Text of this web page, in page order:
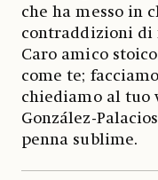
che ha messo in
contraddizioni di
Caro amico
come te;
chiediamo al tuo
González-
penna sublime.